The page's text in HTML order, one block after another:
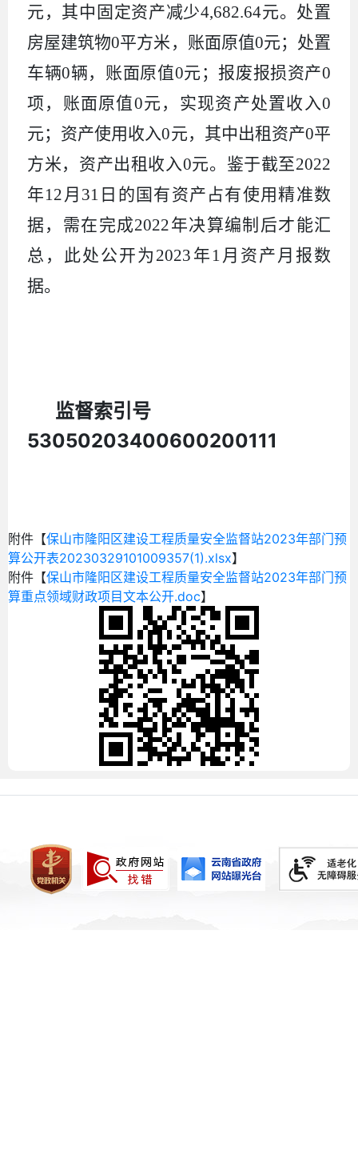
元，其中固定资产减少4,682.64元。处置
房屋建筑物0平方米，账面原值0元；处置
车辆0辆，账面原值0元；报废报损资产0
项，账面原值0元，实现资产处置收入0
元；资产使用收入0元，其中出租资产0平
方米，资产出租收入0元。鉴于截至2022
年12 月 31 日的国有资产占有使用精准数
据，需在完成2022年决算编制后才能汇
总，此处公开为 2023 年 1 月资产月报数
据。
监督索引号
53050203400600200111
附件【保山市隆阳区建设工程质量安全监督站2023年部门预
算公开表20230329101009357(1).xlsx】
附件【保山市隆阳区建设工程质量安全监督站2023年部门预
算重点领域财政项目文本公开.doc】